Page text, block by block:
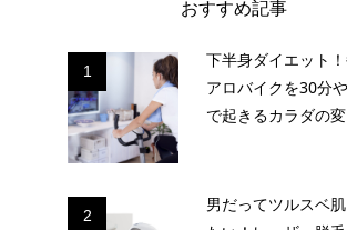
おすすめ記事
1
下半身ダイエット
アロバイクを30分
で起きるカラダの
2
男だってツルスベ